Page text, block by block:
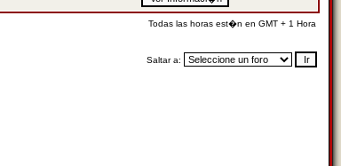
Todas las horas est�n en GMT + 1 Hora
Saltar a: